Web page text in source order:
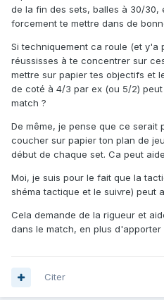
de la fin des sets, balles à 30/30,
forcement te mettre dans de
Si techniquement ca roule (et y'a
réussisses à te concentrer sur
mettre sur papier tes objectifs et
de coté à 4/3 par ex (ou 5/2)
match ?
De même, je pense que ce serait
coucher sur papier ton plan de
début de chaque set. Ca peut
Moi, je suis pour le fait que la
shéma tactique et le suivre) peut
Cela demande de la rigueur et
dans le match, en plus d'apporter
Citer